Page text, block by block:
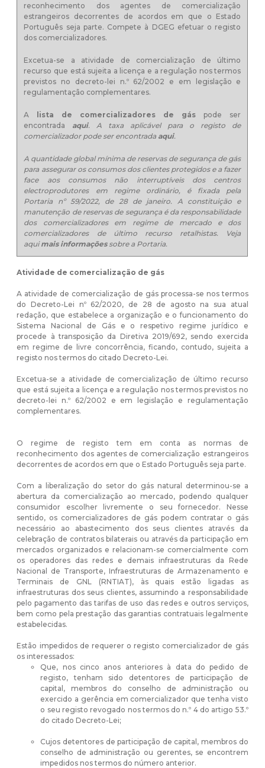
reconhecimento dos agentes de comercialização
estrangeiros decorrentes de acordos em que o Estado
Português seja parte. Compete à DGEG efetuar o registo
dos comercializadores.
Excetua-se a atividade de comercialização de último
recurso que está sujeita a licença e a regulação nos termos
previstos no decreto-lei n.º 62/2002 e em legislação e
regulamentação complementares.
A lista de comercializadores de gás pode ser
encontrada aqui. A taxa aplicável para o registo de
comercializador pode ser encontrada aqui.
A quantidade global mínima de reservas de segurança de gás
para assegurar os consumos dos clientes protegidos e a fazer
face aos consumos não interruptíveis dos centros
electroprodutores em regime ordinário, é fixada pela
Portaria nº 59/2022, de 28 de janeiro. A constituição e
manutenção de reservas de segurança é da responsabilidade
dos comercializadores em regime de mercado e dos
comercializadores de último recurso retalhistas. Veja
aquimais informaçõessobre a Portaria.
Atividade de comercialização de gás
A atividade de comercialização de gás processa-se nos termos
doDecreto-Lei nº 62/2020, de 28 de agosto na sua atual
redação, que estabelece a organização e o funcionamento do
Sistema Nacional de Gás e o respetivo regime jurídico e
procede à transposição da Diretiva 2019/692, sendo exercida
em regime de livre concorrência, ficando, contudo, sujeita a
registo nos termos do citado Decreto-Lei.
Excetua-se a atividade de comercialização de último recurso
que está sujeita a licença e a regulação nos termos previstos no
decreto-lei n.º 62/2002 e em legislação e regulamentação
complementares.
O regime de registo tem em conta as normas de
reconhecimento dos agentes de comercialização estrangeiros
decorrentes de acordos em que o Estado Português seja parte.
Com a liberalização do setor do gás natural determinou-se a
abertura da comercialização ao mercado, podendo qualquer
consumidor escolher livremente o seu fornecedor. Nesse
sentido, os comercializadores de gás podem contratar o gás
necessário ao abastecimento dos seus clientes através da
celebração de contratos bilaterais ou através da participação em
mercados organizados e relacionam-se comercialmente com
os operadores das redes e demais infraestruturas da Rede
Nacional de Transporte, Infraestruturas de Armazenamento e
Terminais de GNL (RNTIAT), às quais estão ligadas as
infraestruturas dos seus clientes, assumindo a responsabilidade
pelo pagamento das tarifas de uso das redes e outros serviços,
bem como pela prestação das garantias contratuais legalmente
estabelecidas.
Estão impedidos de requerer o registo comercializador de gás
os interessados:
Que, nos cinco anos anteriores à data do pedido de
registo, tenham sido detentores de participação de
capital, membros do conselho de administração ou
exercido a gerência em comercializador que tenha visto
o seu registo revogado nos termos do n.º 4 do artigo 53.º
do citado Decreto-Lei;
Cujos detentores de participação de capital, membros do
conselho de administração ou gerentes, se encontrem
impedidos nos termos do número anterior.